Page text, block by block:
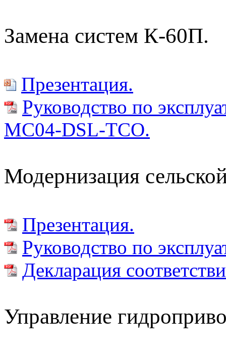
Замена систем К-60П.
Презентация.
Руководство по
MC04-DSL-TCO.
Модернизация
Презентация.
Руководство по
Декларация
Управление